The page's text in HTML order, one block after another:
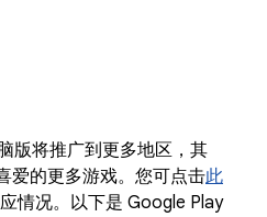
版将推广到更多地区，其
爱的更多游戏。您可点击此
情况。以下是 Google Play